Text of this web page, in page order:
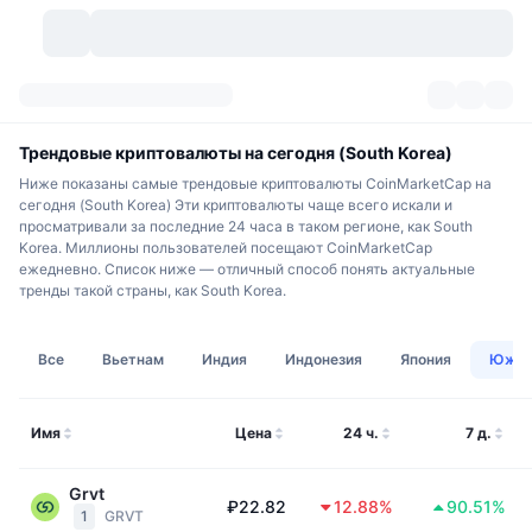
Рейтинг
Категории
Разблокировки токенов
Физические активы:
Рынки
Обзор рынка
Количество криптовалют
Казначейства Bitcoin (Биткоин)
Казначейства BNB
DexScan
Сигналы New
Новый
Биржи
Spot
Децентрализованные биржи
Лента
Прямые эфиры
API
API
Крипто-API
Продукты
Продукты
Трендовые криптовалюты на сегодня (South Korea)
Ниже показаны самые трендовые криптовалюты CoinMarketCap на
сегодня (South Korea) Эти криптовалюты чаще всего искали и
просматривали за последние 24 часа в таком регионе, как South
Korea. Миллионы пользователей посещают CoinMarketCap
ежедневно. Список ниже — отличный способ понять актуальные
тренды такой страны, как South Korea.
Все Вьетнам Индия Индонезия Япония
Имя Цена 24 ч. 7 д.
Grvt
1 GRVT ₽22.82 12.88% 90.51%